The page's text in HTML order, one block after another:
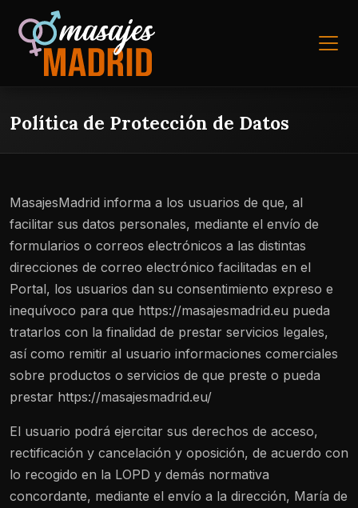
Política de Protección de Datos
MasajesMadrid informa a los usuarios de que, al
facilitar sus datos personales, mediante el envío de
formularios o correos electrónicos a las distintas
direcciones de correo electrónico facilitadas en el
Portal, los usuarios dan su consentimiento expreso e
inequívoco para que https://masajesmadrid.eu pueda
tratarlos con la finalidad de prestar servicios legales,
así como remitir al usuario informaciones comerciales
sobre productos o servicios de que preste o pueda
prestar https://masajesmadrid.eu/
El usuario podrá ejercitar sus derechos de acceso,
rectificación y cancelación y oposición, de acuerdo con
lo recogido en la LOPD y demás normativa
concordante, mediante el envío a la dirección, María de